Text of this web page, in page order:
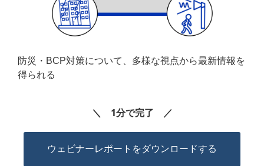
防災・BCP対策について、多様な視点から最新情報を
得られる
＼ 1分で完了 ／
ウェビナーレポートをダウンロードする